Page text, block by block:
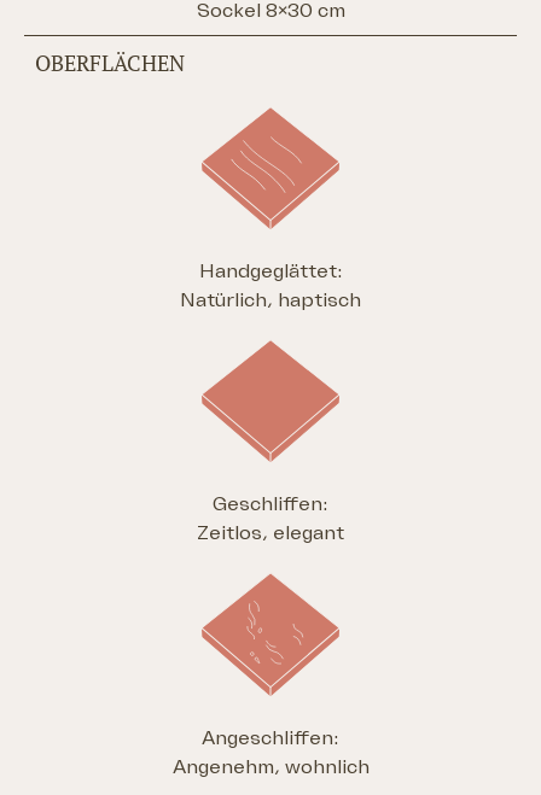
Sockel 8×30 cm
OBERFLÄCHEN
Handgeglättet:
Natürlich, haptisch
Geschliffen:
Zeitlos, elegant
Angeschliffen:
Angenehm, wohnlich